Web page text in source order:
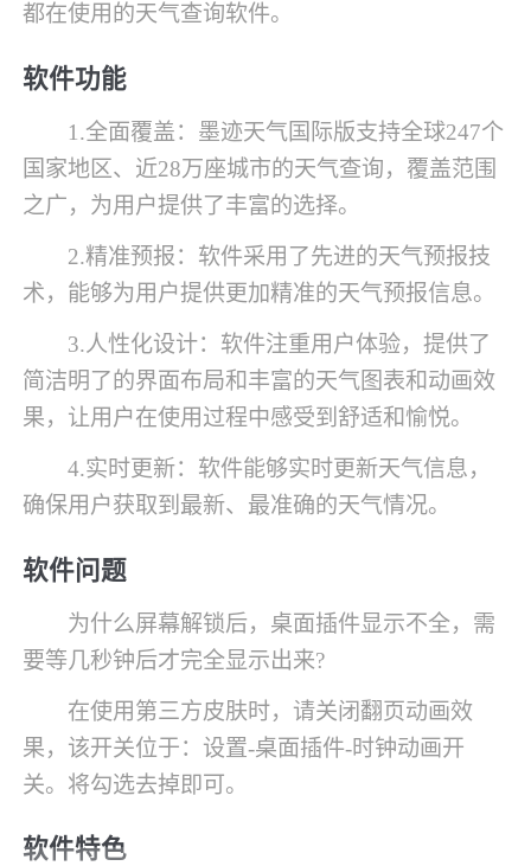
都在使用的天气查询软件。
软件功能
1.全面覆盖：墨迹天气国际版支持全球247个
国家地区、近28万座城市的天气查询，覆盖范围
之广，为用户提供了丰富的选择。
2.精准预报：软件采用了先进的天气预报技
术，能够为用户提供更加精准的天气预报信息。
3.人性化设计：软件注重用户体验，提供了
简洁明了的界面布局和丰富的天气图表和动画效
果，让用户在使用过程中感受到舒适和愉悦。
4.实时更新：软件能够实时更新天气信息，
确保用户获取到最新、最准确的天气情况。
软件问题
为什么屏幕解锁后，桌面插件显示不全，需
要等几秒钟后才完全显示出来?
在使用第三方皮肤时，请关闭翻页动画效
果，该开关位于：设置-桌面插件-时钟动画开
关。将勾选去掉即可。
软件特色